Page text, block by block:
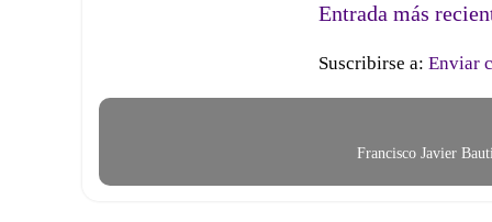
Entrada más
Suscribirse a: Enviar
Francisco Javier